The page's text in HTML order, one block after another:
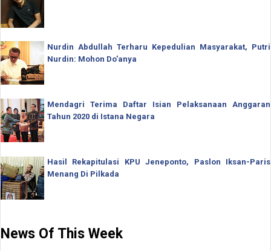
Nurdin Abdullah Terharu Kepedulian Masyarakat, Putri
Nurdin: Mohon Do'anya
Mendagri Terima Daftar Isian Pelaksanaan Anggaran
Tahun 2020 di Istana Negara
Hasil Rekapitulasi KPU Jeneponto, Paslon Iksan-Paris
Menang Di Pilkada
News Of This Week